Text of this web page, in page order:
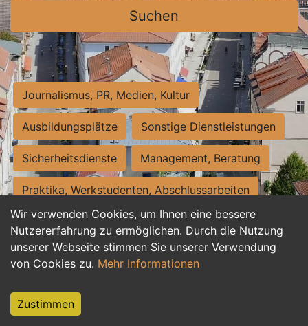
Wir verwenden Cookies, um Ihnen eine bessere
Nutzererfahrung zu ermöglichen. Durch die Nutzung
unserer Webseite stimmen Sie unserer Verwendung
von Cookies zu. Mehr Informationen
Zustimmen
Suchen
Journalismus, PR, Medien, Kultur
Ausbildungsplätze Sonstige Dienstleistungen
Sicherheitsdienste Management, Beratung
Praktika, Werkstudenten, Abschlussarbeiten
Personalwesen Assistenz, Sekretariat
Hilfskräfte, Aushilfs- und Nebenjobs
Weiterbildung, Studium, duale Ausbildung